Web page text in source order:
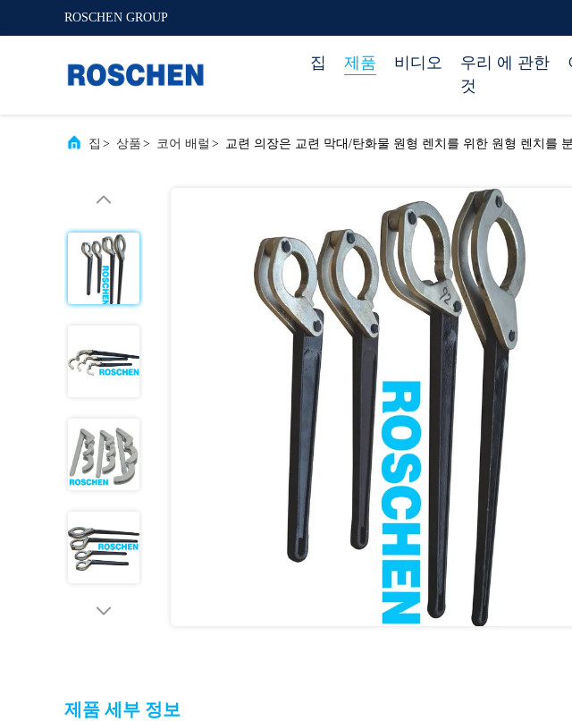
ROSCHEN GROUP
집 제품 비디오
우리 에 관한
것
집 > 상품 > 코어 배럴 > 교련 의장은 교련 막대/탄화물 원형 렌치를 위한 원형 렌치를
제품 세부 정보